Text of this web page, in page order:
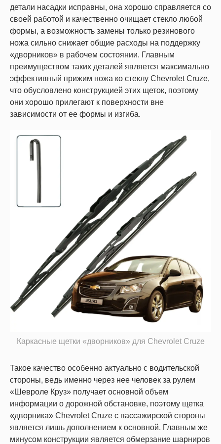
детали насадки исправны, она хорошо справляется со
своей работой и качественно очищает стекло любой
формы, а возможность замены только резинового
ножа сильно снижает общие расходы на поддержку
«дворников» в рабочем состоянии. Главным
преимуществом таких деталей является максимально
эффективный прижим ножа ко стеклу Chevrolet Cruze,
что обусловлено конструкцией этих щеток, поэтому
они хорошо прилегают к поверхности вне
зависимости от ее формы и изгиба.
Каркасные щетки «дворников» для Chevrolet Cruze
Такое качество особенно актуально с водительской
стороны, ведь именно через нее человек за рулем
«Шевроле Круз» получает основной объем
информации о дорожной обстановке, поэтому щетка
«дворника» Chevrolet Cruze с пассажирской стороны
является лишь дополнением к основной. Главным же
минусом конструкции является обмерзание шарниров